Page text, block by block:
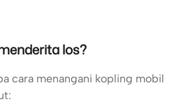
los?
cara menangani kopling mobil